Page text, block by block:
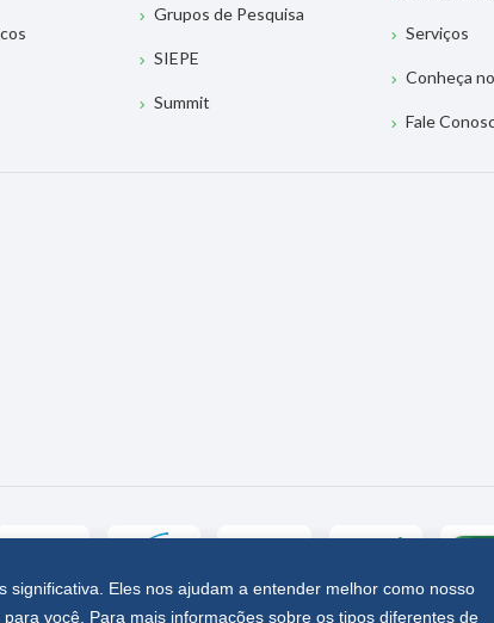
Eles nos ajudam a entender melhor como nosso
você. Para mais informações sobre os tipos diferentes de
Grupos de Pesquisa
SIEPE
Summit
Serviços
Conheça
Fale